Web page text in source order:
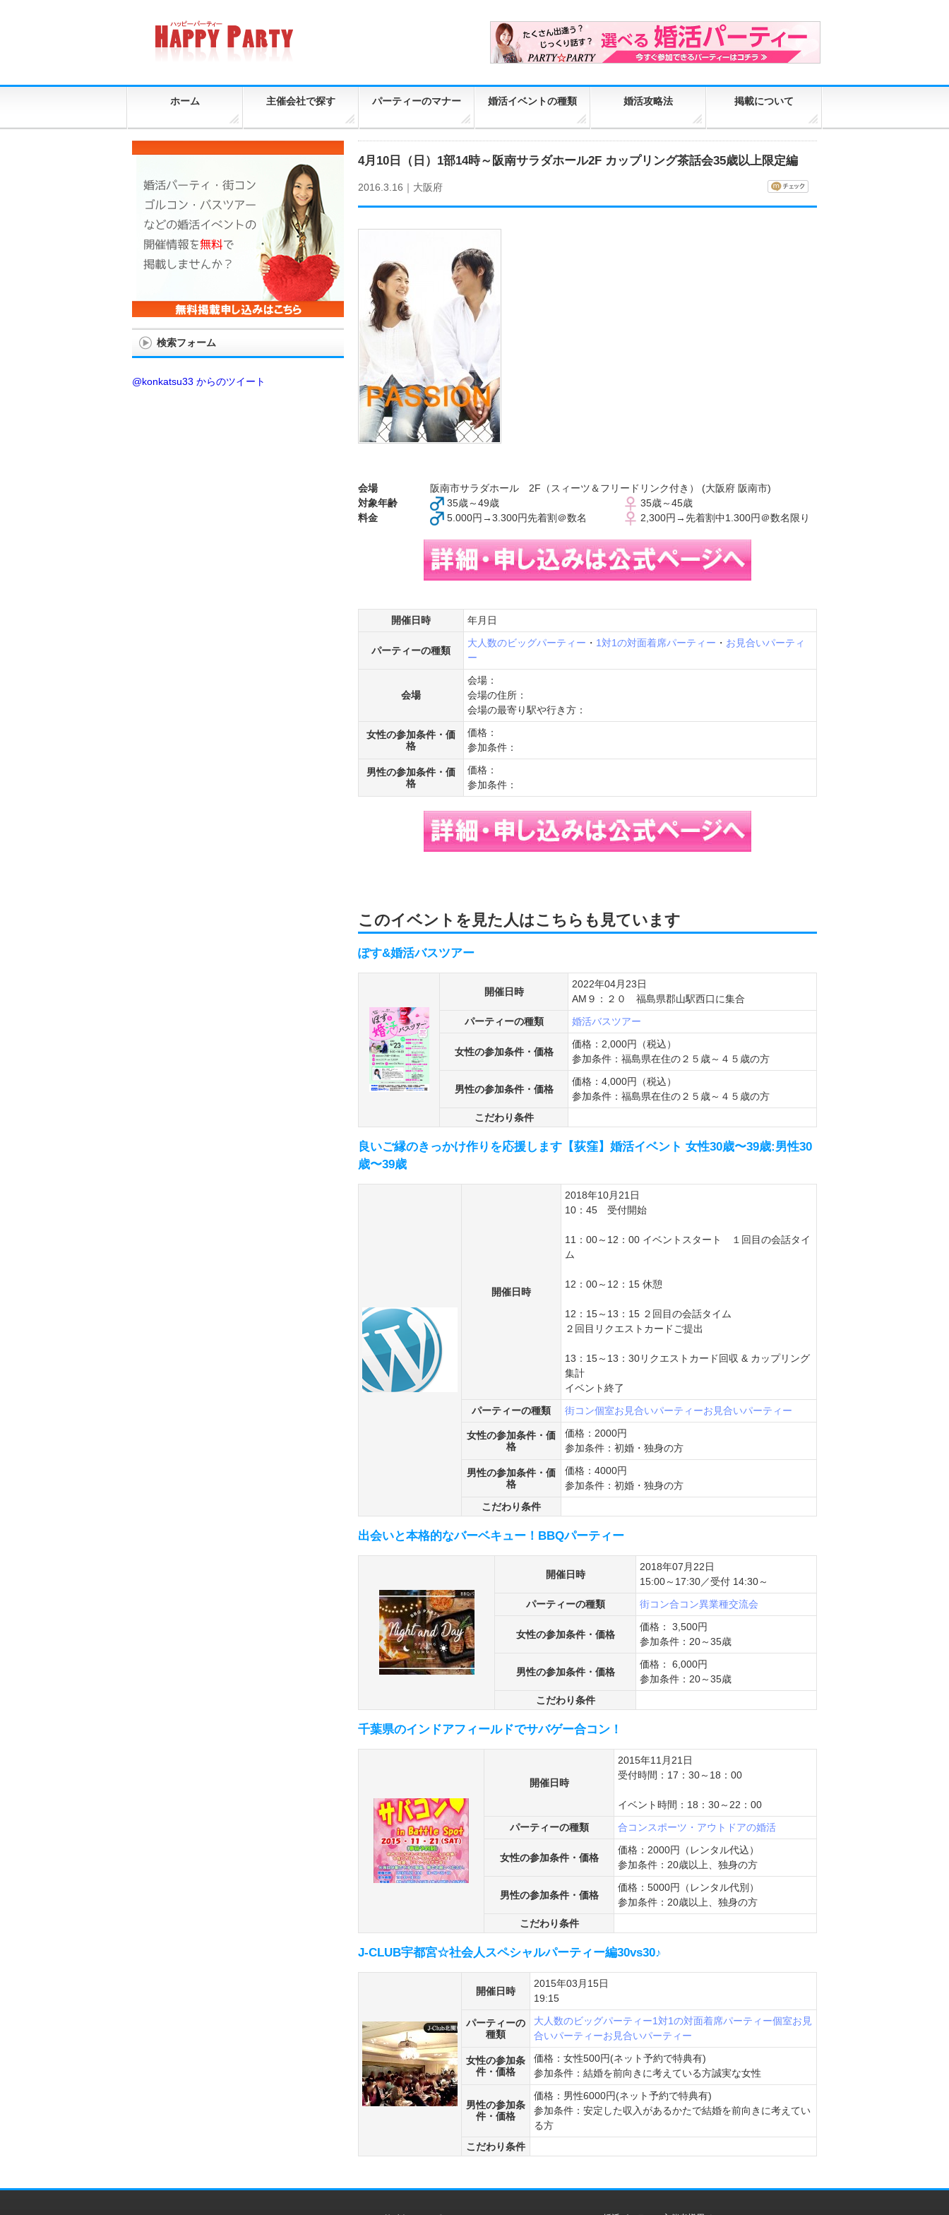
ホーム 主催会社で探す パーティーのマナー 婚活イベントの種類 婚活攻略法 掲載について
4月10日（日）1部14時～阪南サラダホール2F カップリング茶話会35歳以上限定編
2016.3.16｜ 大阪府
会場
阪南市サラダホール 2F（スィーツ＆フリードリンク付き） (大阪府 阪南市)
対象年齢
35歳～49歳
35歳～45歳
料金
5.000円→3.300円先着割＠数名 2,300円→先着割中1.300円＠数名限り
開催日時 年月日
パーティーの種類
大人数のビッグパーティー ・ 1対1の対面着席パーティー ・ お見合いパーティ
ー
会場
会場：
会場の住所：
会場の最寄り駅や行き方：
女性の参加条件・価
格
価格：
参加条件：
男性の参加条件・価
格
価格：
参加条件：
このイベントを見た人はこちらも見ています
ぽす&婚活バスツアー
開催日時
2022年04月23日
AM９：２０ 福島県郡山駅西口に集合
パーティーの種類
婚活バスツアー
女性の参加条件・価格
価格：2,000円（税込）
参加条件：福島県在住の２５歳～４５歳の方
男性の参加条件・価格
価格：4,000円（税込）
参加条件：福島県在住の２５歳～４５歳の方
こだわり条件
良いご縁のきっかけ作りを応援します【荻窪】婚活イベント 女性30歳〜39歳:男性30
歳〜39歳
開催日時
2018年10月21日
10：45 受付開始
11：00～12：00 イベントスタート １回目の会話タイ
ム
12：00～12：15 休憩
12：15～13：15 ２回目の会話タイム
２回目リクエストカードご提出
13：15～13：30リクエストカード回収 & カップリング
集計
イベント終了
パーティーの種類
街コン個室お見合いパーティーお見合いパーティー
女性の参加条件・価
格
価格：2000円
参加条件：初婚・独身の方
男性の参加条件・価
格
価格：4000円
参加条件：初婚・独身の方
こだわり条件
出会いと本格的なバーベキュー！BBQパーティー
開催日時
2018年07月22日
15:00～17:30／受付 14:30～
パーティーの種類
街コン合コン異業種交流会
女性の参加条件・価格
価格： 3,500円
参加条件：20～35歳
男性の参加条件・価格
価格： 6,000円
参加条件：20～35歳
こだわり条件
千葉県のインドアフィールドでサバゲー合コン！
開催日時
2015年11月21日
受付時間：17：30～18：00
イベント時間：18：30～22：00
パーティーの種類
合コンスポーツ・アウトドアの婚活
女性の参加条件・価格
価格：2000円（レンタル代込）
参加条件：20歳以上、独身の方
男性の参加条件・価格
価格：5000円（レンタル代別）
参加条件：20歳以上、独身の方
こだわり条件
J-CLUB宇都宮☆社会人スペシャルパーティー編30vs30♪
開催日時
2015年03月15日
19:15
パーティーの
種類
大人数のビッグパーティー1対1の対面着席パーティー個室お見
合いパーティーお見合いパーティー
女性の参加条
件・価格
価格：女性500円(ネット予約で特典有)
参加条件：結婚を前向きに考えている方誠実な女性
男性の参加条
件・価格
価格：男性6000円(ネット予約で特典有)
参加条件：安定した収入があるかたで結婚を前向きに考えてい
る方
こだわり条件
検索フォーム
@konkatsu33 からのツイート